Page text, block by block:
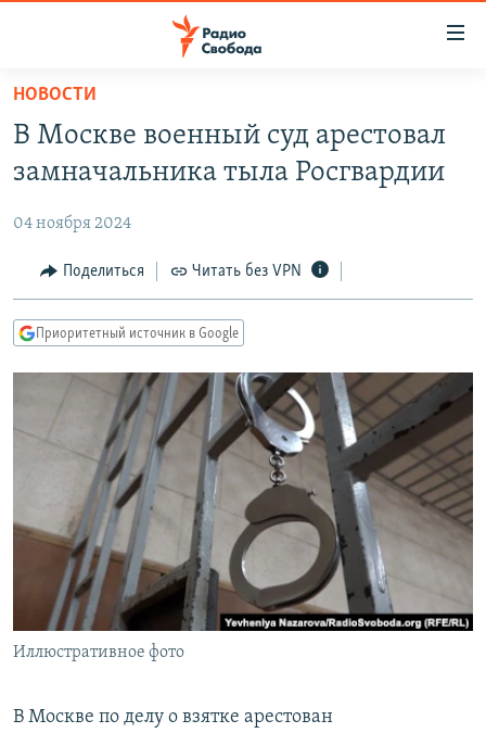
упрощенного
доступа
основному
Вернутся
главной
навигации
Вернутся
поиску
ЦИТАТЫ СВОБОДЫ
МНЕНИЯ
IDEL.РЕАЛИИ
КАВКАЗ.РЕАЛИИ
СЕВЕР.РЕАЛИИ
СИБИРЬ.РЕАЛИИ
РАСПИСАНИЕ ВЕЩАНИЯ
ПОДПИШИТЕСЬ НА РАССЫЛКУ
СОЦИАЛЬНЫЕ СЕТИ
НОВОСТИ
В Москве военный суд арестовал
замначальника тыла Росгвардии
04 ноября 2024
Поделиться Читать без VPN
Приоритетный источник в Google
Иллюстративное фото
В Москве по делу о взятке арестован